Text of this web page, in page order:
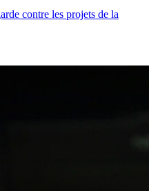
contre les projets de la